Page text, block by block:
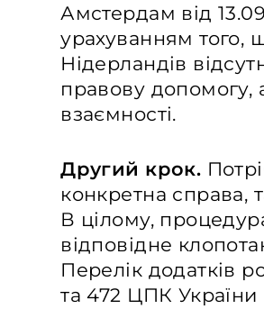
Амстердам від
урахуванням того,
Нідерландів
правову допомогу,
взаємності.
Другий крок.
конкретна справа,
В цілому,
відповідне
Перелік додатків
та 472 ЦПК України